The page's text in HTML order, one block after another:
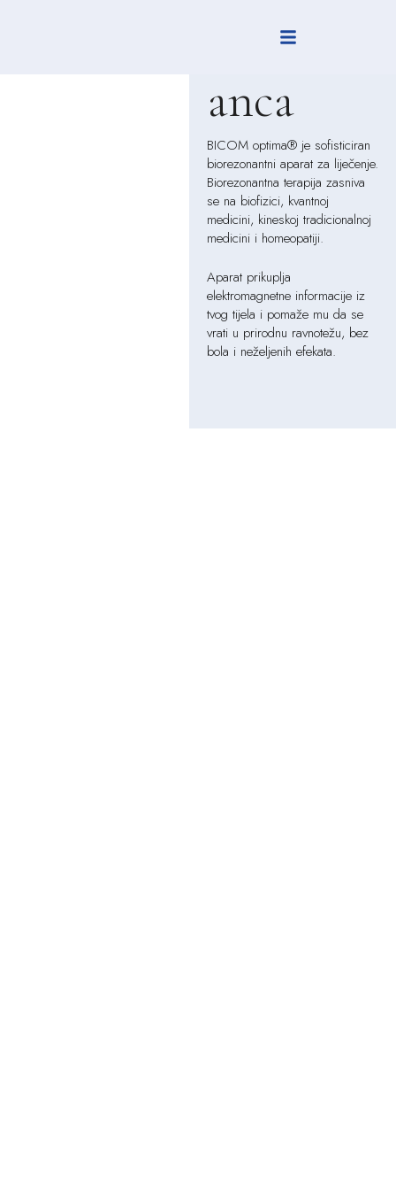
Biorezon
anca
BICOM optima® je sofisticiran
biorezonantni aparat za liječenje.
Biorezonantna terapija zasniva
se na biofizici, kvantnoj
medicini, kineskoj tradicionalnoj
medicini i homeopatiji.
Aparat prikuplja
elektromagnetne informacije iz
tvog tijela i pomaže mu da se
vrati u prirodnu ravnotežu, bez
bola i neželjenih efekata.